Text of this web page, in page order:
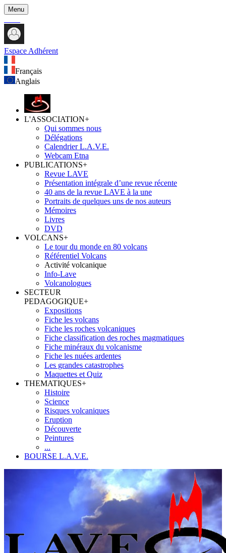
Menu
Espace Adhérent
Français
Anglais
L'ASSOCIATION+
Qui sommes nous
Délégations
Calendrier L.A.V.E.
Webcam Etna
PUBLICATIONS+
Revue LAVE
Présentation intégrale d’une revue récente
40 ans de la revue LAVE à la une
Portraits de quelques uns de nos auteurs
Mémoires
Livres
DVD
VOLCANS+
Le tour du monde en 80 volcans
Référentiel Volcans
Activité volcanique
Info-Lave
Volcanologues
SECTEUR
PEDAGOGIQUE+
Expositions
Fiche les volcans
Fiche les roches volcaniques
Fiche classification des roches magmatiques
Fiche minéraux du volcanisme
Fiche les nuées ardentes
Les grandes catastrophes
Maquettes et Quiz
THEMATIQUES+
Histoire
Science
Risques volcaniques
Eruption
Découverte
Peintures
...
BOURSE L.A.V.E.